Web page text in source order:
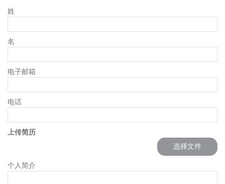
LigoPTP系列
Infinity系列
姓
名
电子邮箱
电话
上传简历
选择文件
个人简介